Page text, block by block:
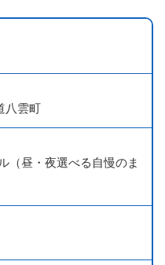
八雲町
（昼・夜選べる自慢のま